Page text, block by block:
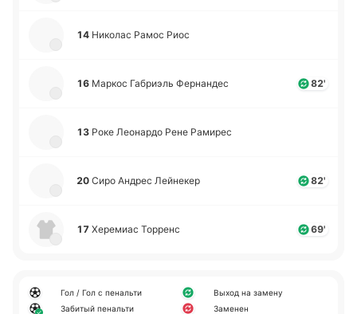
14 Ни­ко­лас Рамос Риос
16 Маркос Га­бриэль Фе­рна­ндес 82'
13 Роке Лео­на­рдо Рене Ра­ми­рес
20 Сиро Андрес Лей­не­кер 82'
17 Хе­ре­миас То­рренс 69'
Гол / Гол с пенальти
Забитый пенальти
Выход на замену
Заменен